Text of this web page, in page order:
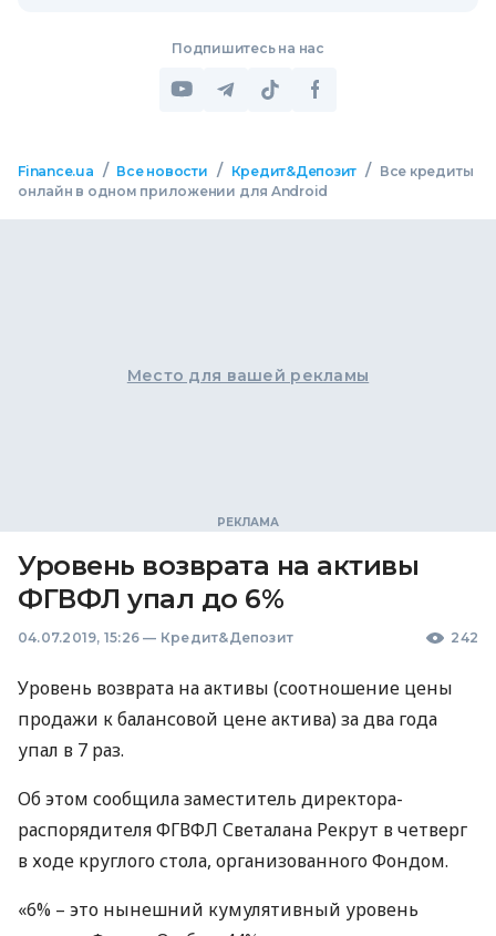
Подпишитесь на нас
Finance.ua / Все новости / Кредит&Депозит /
Все кредиты
онлайн в одном приложении для Android
Место для вашей рекламы
Уровень возврата на активы
ФГВФЛ упал до 6%
04.07.2019, 15:26 — Кредит&Депозит 242
Уровень возврата на активы (соотношение цены
продажи к балансовой цене актива) за два года
упал в 7 раз.
Об этом сообщила заместитель директора-
распорядителяФГВФЛ Светалана Рекрут в четверг
в ходе круглого стола, организованного Фондом.
«6% – это нынешний кумулятивный уровень